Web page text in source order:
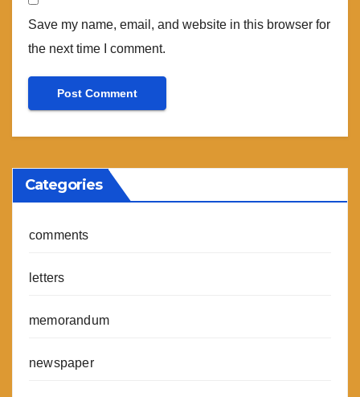
Save my name, email, and website in this browser for
the next time I comment.
Categories
comments
letters
memorandum
newspaper